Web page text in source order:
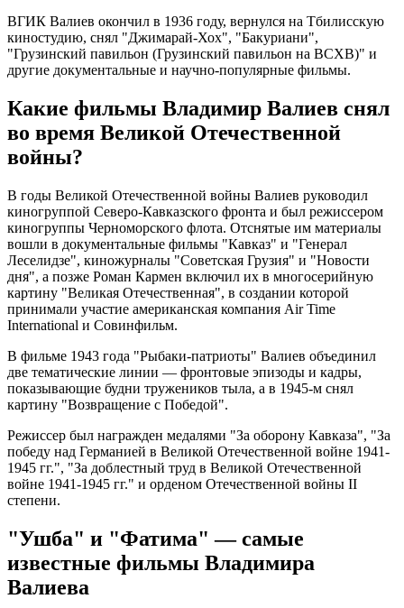
ВГИК Валиев окончил в 1936 году, вернулся на Тбилисскую
киностудию, снял "Джимарай-Хох", "Бакуриани",
"Грузинский павильон (Грузинский павильон на ВСХВ)" и
другие документальные и научно-популярные фильмы.
Какие фильмы Владимир Валиев снял
во время Великой Отечественной
войны?
В годы Великой Отечественной войны Валиев руководил
киногруппой Северо-Кавказского фронта и был режиссером
киногруппы Черноморского флота. Отснятые им материалы
вошли в документальные фильмы "Кавказ" и "Генерал
Леселидзе", киножурналы "Советская Грузия" и "Новости
дня", а позже Роман Кармен включил их в многосерийную
картину "Великая Отечественная", в создании которой
принимали участие американская компания Air Time
International и Совинфильм.
В фильме 1943 года "Рыбаки-патриоты" Валиев объединил
две тематические линии — фронтовые эпизоды и кадры,
показывающие будни тружеников тыла, а в 1945-м снял
картину "Возвращение с Победой".
Режиссер был награжден медалями "За оборону Кавказа", "За
победу над Германией в Великой Отечественной войне 1941-
1945 гг.", "За доблестный труд в Великой Отечественной
войне 1941-1945 гг." и орденом Отечественной войны II
степени.
"Ушба" и "Фатима" — самые
известные фильмы Владимира
Валиева